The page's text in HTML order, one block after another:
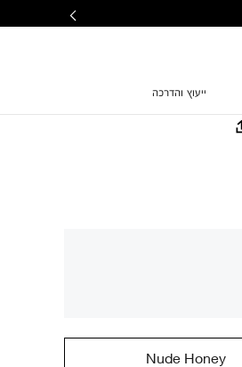
ייעוץ והדרכה
Nude Honey